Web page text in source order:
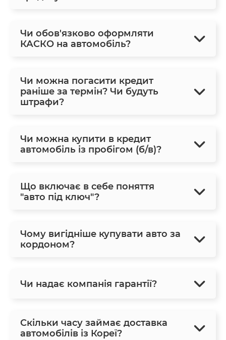
Чи обов'язково оформляти
КАСКО на автомобіль?
Чи можна погасити кредит
раніше за термін? Чи будуть
штрафи?
Чи можна купити в кредит
автомобіль із пробігом (б/в)?
Що включає в себе поняття
"авто під ключ"?
Чому вигідніше купувати авто за
кордоном?
Чи надає компанія гарантії?
Скільки часу займає доставка
автомобілів із Кореї?